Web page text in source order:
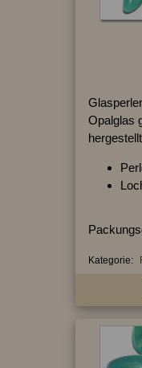
Opalglas
Kategorie: